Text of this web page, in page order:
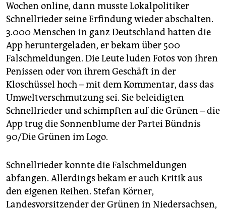
zu führen“.
Wochen online, dann musste Lokalpolitiker
Schnellrieder seine Erfindung wieder abschalten.
3.000 Menschen in ganz Deutschland hatten die
App heruntergeladen, er bekam über 500
Falschmeldungen. Die Leute luden Fotos von ihren
Penissen oder von ihrem Geschäft in der
Kloschüssel hoch – mit dem Kommentar, dass das
Umweltverschmutzung sei. Sie beleidigten
Schnellrieder und schimpften auf die Grünen – die
App trug die Sonnenblume der Partei Bündnis
90/Die Grünen im Logo.
Schnellrieder konnte die Falschmeldungen
abfangen. Allerdings bekam er auch Kritik aus
den eigenen Reihen. Stefan Körner,
Landesvorsitzender der Grünen in Niedersachsen,